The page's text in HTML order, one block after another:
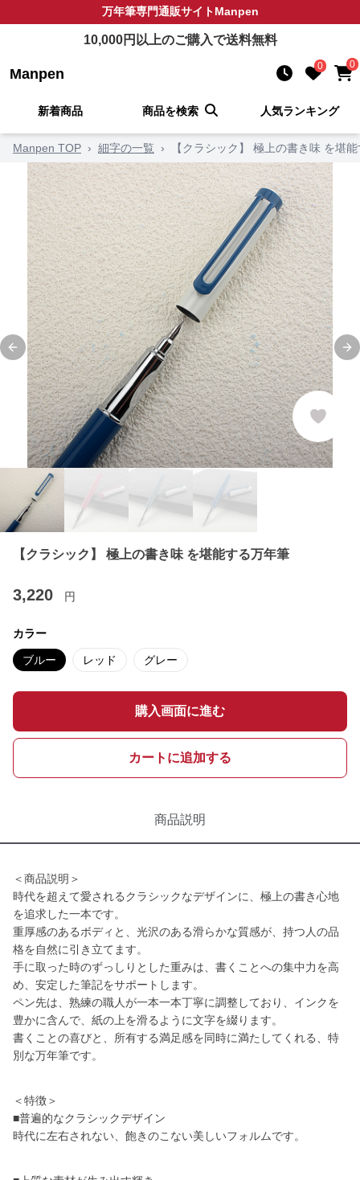
万年筆専門通販サイトManpen
10,000円以上のご購入で送料無料
Manpen 0 0
新着商品 商品を検索 人気ランキング
Manpen TOP › 細字の一覧 › 【クラシック】 極上の書き味 を堪
Previous slide
【クラシック】 極上の書き味 を堪能する万年筆
3,220 円
カラー
ブルー レッド グレー
購入画面に進む
カートに追加する
商品説明
＜商品説明＞
時代を超えて愛されるクラシックなデザインに、極上の書き心地
を追求した一本です。
重厚感のあるボディと、光沢のある滑らかな質感が、持つ人の品
格を自然に引き立てます。
手に取った時のずっしりとした重みは、書くことへの集中力を高
め、安定した筆記をサポートします。
ペン先は、熟練の職人が一本一本丁寧に調整しており、インクを
豊かに含んで、紙の上を滑るように文字を綴ります。
書くことの喜びと、所有する満足感を同時に満たしてくれる、特
別な万年筆です。
＜特徴＞
■普遍的なクラシックデザイン
時代に左右されない、飽きのこない美しいフォルムです。